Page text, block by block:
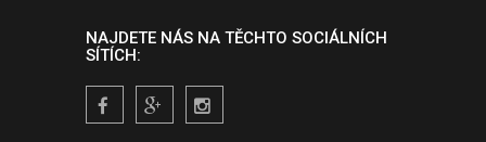
NAJDETE NÁS NA TĚCHTO SOCIÁLNÍCH
SÍTÍCH: